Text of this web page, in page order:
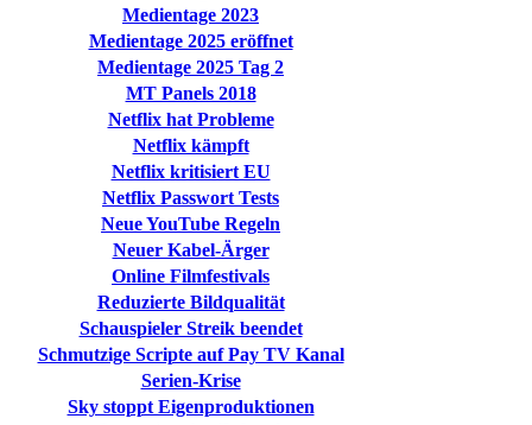
Medientage 2023
Medientage 2025 eröffnet
Medientage 2025 Tag 2
MT Panels 2018
Netflix hat Probleme
Netflix kämpft
Netflix kritisiert EU
Netflix Passwort Tests
Neue YouTube Regeln
Neuer Kabel-Ärger
Online Filmfestivals
Reduzierte Bildqualität
Schauspieler Streik beendet
Schmutzige Scripte auf Pay TV Kanal
Serien-Krise
Sky stoppt Eigenproduktionen